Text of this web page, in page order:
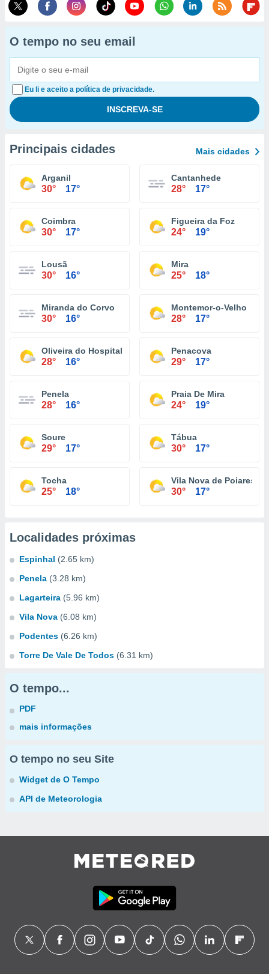
O tempo no seu email
Eu li e aceito a política de privacidade.
Principais cidades Mais cidades
Arganil
30° 17°
Cantanhede
28° 17°
Coimbra
30° 17°
Figueira da Foz
24° 19°
Lousã
30° 16°
Mira
25° 18°
Miranda do Corvo
30° 16°
Montemor-o-Velho
28° 17°
Oliveira do Hospital
28° 16°
Penacova
29° 17°
Penela
28° 16°
Praia De Mira
24° 19°
Soure
29° 17°
Tábua
30° 17°
Tocha
25° 18°
Vila Nova de Poiares
30° 17°
Localidades próximas
Espinhal (2.65 km)
Penela (3.28 km)
Lagarteira (5.96 km)
Vila Nova (6.08 km)
Podentes (6.26 km)
Torre De Vale De Todos (6.31 km)
O tempo...
PDF
mais informações
O tempo no seu Site
Widget de O Tempo
API de Meteorologia